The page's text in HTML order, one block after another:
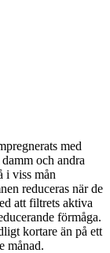
med
och andra
i viss mån
reduceras när de
att filtrets aktiva
förmåga.
kortare än på ett
månad.